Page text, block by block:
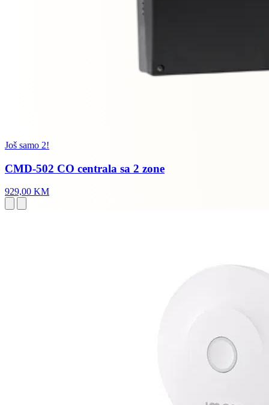
Još samo 2!
CMD-502 CO centrala sa 2 zone
929,00 KM